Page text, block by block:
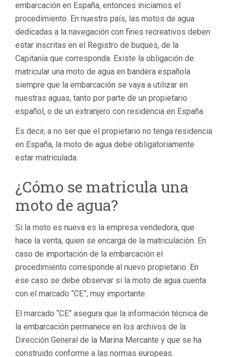
embarcación en España, entonces iniciamos el
procedimiento. En nuestro país, las motos de agua
dedicadas a la navegación con fines recreativos deben
estar inscritas en el Registro de buques, de la
Capitanía que corresponda. Existe la obligación de
matricular una moto de agua en bandera española
siempre que la embarcación se vaya a utilizar en
nuestras aguas, tanto por parte de un propietario
español, o de un extranjero con residencia en España.
Es decir, a no ser que el propietario no tenga residencia
en España, la moto de agua debe obligatoriamente
estar matriculada.
¿Cómo se matricula una
moto de agua?
Si la moto es nueva es la empresa vendedora, que
hace la venta, quien se encarga de la matriculación. En
caso de importación de la embarcación el
procedimiento corresponde al nuevo propietario. En
ese caso se debe observar si la moto de agua cuenta
con el marcado “CE”, muy importante.
El marcado “CE” asegura que la información técnica de
la embarcación permanece en los archivos de la
Dirección General de la Marina Mercante y que se ha
construido conforme a las normas europeas.